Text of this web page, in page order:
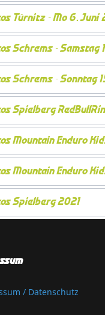
Türnitz - Mo 6. Juni
Schrems - Samstag
Schrems - Sonntag
Spielberg
Mountain Enduro
Mountain Enduro
Spielberg 2021
/ Datenschutz